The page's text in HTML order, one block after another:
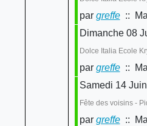
par greffe::
Dimanche 08
Dolce Italia Ecole
par greffe::
Samedi 14
Fête des voisins -
par greffe::